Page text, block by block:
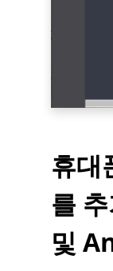
휴대
를
및